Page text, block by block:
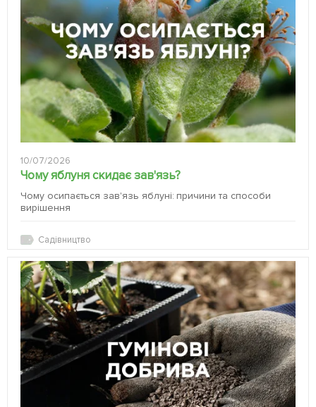
10/07/2026
Чому яблуня скидає зав'язь?
Чому осипається зав'язь яблуні: причини та способи
вирішення
Садівництво